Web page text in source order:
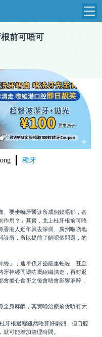
前可唔可
種牙
要坐喺牙醫診所成個鐘唔郁，甚
作用？」其實，北上杜牙根前可唔
香港人近年興去深圳、廣州嗰啲地
診所，所以提前了解呢個問題，的
」，通常係牙齒嚴重蛀咗，甚至
牙神經同壞咗嘅組織清走，再封返
擔心食嘢之後會唔會影響麻醉，
身麻醉，其實喺治療前食嘢冇大
根過程雖然唔算好劇烈，但口腔
就可能增加清理時間。